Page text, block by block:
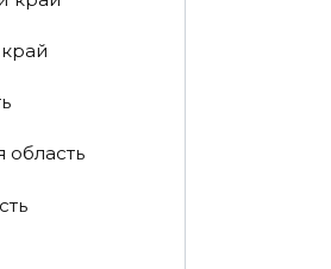
область